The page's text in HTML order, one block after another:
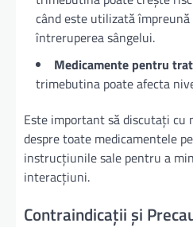
când este utilizată
întreruperea sângelui.
Medicamente pentru
trimebutina poate afecta
Este important să discutați cu
despre toate medicamentele
instrucțiunile sale pentru a
interacțiuni.
Contraindicații și